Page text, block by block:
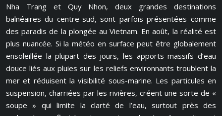
Nha Trang et Quy Nhon, deux grandes destinations
balnéaires du centre-sud, sont parfois présentées comme
des paradis de la plongée au Vietnam. En août, la réalité est
plus nuancée. Si la météo en surface peut être globalement
ensoleillée la plupart des jours, les apports massifs d’eau
douce liés aux pluies sur les reliefs environnants troublent la
mer et réduisent la visibilité sous-marine. Les particules en
suspension, charriées par les rivières, créent une sorte de «
soupe » qui limite la clarté de l’eau, surtout près des